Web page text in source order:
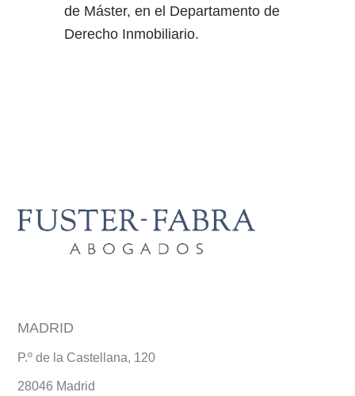
de Máster, en el Departamento de
Derecho Inmobiliario.
MADRID
P.º de la Castellana, 120
28046 Madrid